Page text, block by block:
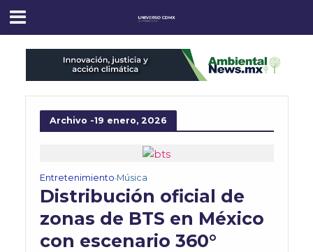
Archivo -19 enero, 2026
Entretenimiento•Música
Distribución oficial de
zonas de BTS en México
con escenario 360°